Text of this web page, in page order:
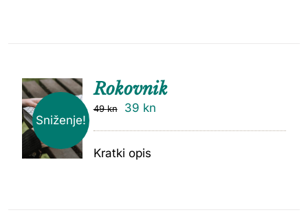
Sniženje!
DODAJ
Rokovnik
49kn 39 kn
Kratki opis